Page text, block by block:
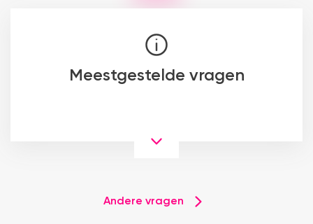
Meestgestelde vragen
Andere vragen